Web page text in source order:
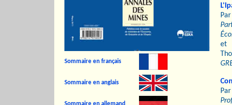
Sommaire en français
Sommaire en anglais
et